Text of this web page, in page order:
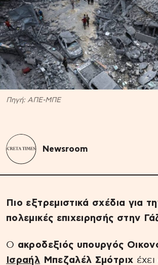
Πηγή: ΑΠΕ-ΜΠΕ
Newsroom
Πιο εξτρεμιστικά σχέδια για
πολεμικές επιχειρησής στην
Ο ακροδεξιός υπουργός
Ισραήλ Μπεζαλέλ Σμότριχ